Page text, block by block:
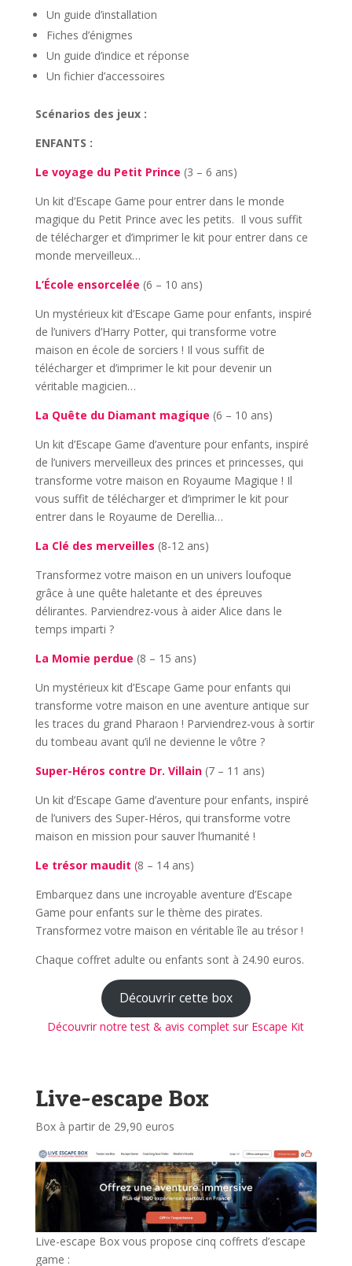
Un guide d’installation
Fiches d’énigmes
Un guide d’indice et réponse
Un fichier d’accessoires
Scénarios des jeux :
ENFANTS :
Le voyage du Petit Prince (3 – 6 ans)
Un kit d’Escape Game pour entrer dans le monde
magique du Petit Prince avec les petits. Il vous suffit
de télécharger et d’imprimer le kit pour entrer dans ce
monde merveilleux…
L’École ensorcelée (6 – 10 ans)
Un mystérieux kit d’Escape Game pour enfants, inspiré
de l’univers d’Harry Potter, qui transforme votre
maison en école de sorciers ! Il vous suffit de
télécharger et d’imprimer le kit pour devenir un
véritable magicien…
La Quête du Diamant magique (6 – 10 ans)
Un kit d’Escape Game d’aventure pour enfants, inspiré
de l’univers merveilleux des princes et princesses, qui
transforme votre maison en Royaume Magique ! Il
vous suffit de télécharger et d’imprimer le kit pour
entrer dans le Royaume de Derellia…
La Clé des merveilles (8-12 ans)
Transformez votre maison en un univers loufoque
grâce à une quête haletante et des épreuves
délirantes. Parviendrez-vous à aider Alice dans le
temps imparti ?
La Momie perdue (8 – 15 ans)
Un mystérieux kit d’Escape Game pour enfants qui
transforme votre maison en une aventure antique sur
les traces du grand Pharaon ! Parviendrez-vous à sortir
du tombeau avant qu’il ne devienne le vôtre ?
Super-Héros contre Dr. Villain (7 – 11 ans)
Un kit d’Escape Game d’aventure pour enfants, inspiré
de l’univers des Super-Héros, qui transforme votre
maison en mission pour sauver l’humanité !
Le trésor maudit (8 – 14 ans)
Embarquez dans une incroyable aventure d’Escape
Game pour enfants sur le thème des pirates.
Transformez votre maison en véritable île au trésor !
Chaque coffret adulte ou enfants sont à 24.90 euros.
Découvrir cette box
Découvrir notre test & avis complet sur Escape Kit
Live-escape Box
Box à partir de 29,90 euros
Live-escape Box vous propose cinq coffrets d’escape
game :